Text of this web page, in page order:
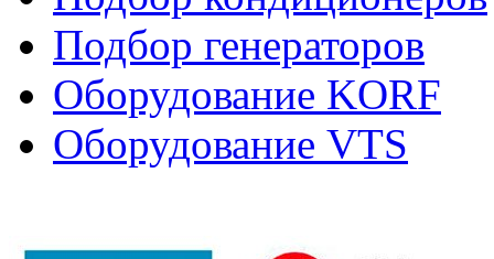
Подбор генераторов
Оборудование KORF
Оборудование VTS